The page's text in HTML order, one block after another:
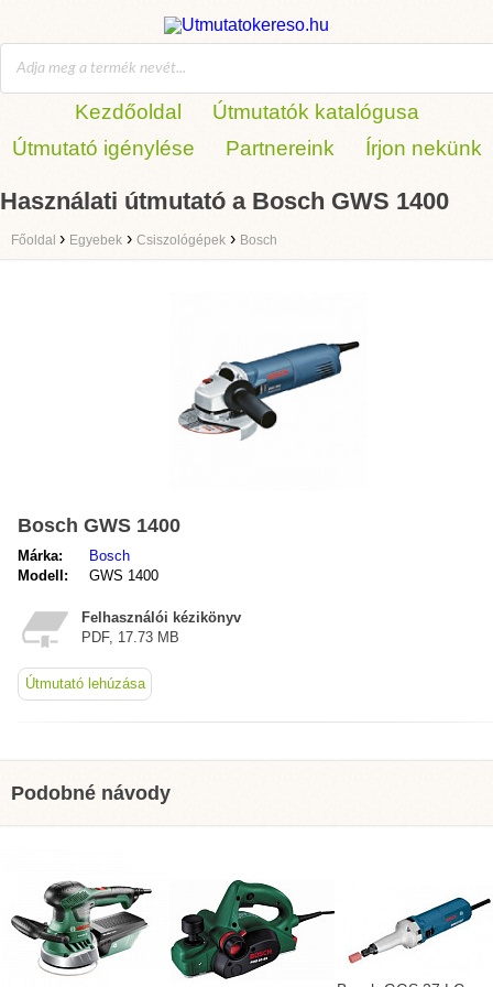
Kezdőoldal
Útmutatók katalógusa
Útmutató igénylése
Partnereink Írjon nekünk
Használati útmutató a Bosch GWS 1400
Főoldal › Egyebek › Csiszológépek › Bosch
Bosch GWS 1400
Márka:
Bosch
Modell:
GWS 1400
Felhasználói kézikönyv
PDF, 17.73 MB
Útmutató lehúzása
Podobné návody